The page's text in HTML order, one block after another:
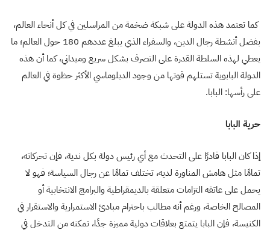
كما تعتمد هذه الدولة على شبكة ضخمة من المراسلين في كل أنحاء العالم،
بفضل أنشطة رجال الدين، والسفراء الذي يبلغ عددهم 180 حول العالم؛ ما
يعطي لهذه السلطة القدرة على التصرف بشكل سريع وميداني، كما أن هذه
الدولة البابوية تستلهم قوتها من وجود الدبلوماسي الأكثر حظوة في العالم
على رأسها: البابا.
حرية البابا
إذا كان البابا قادرًا على التحدث مع أي رئيس دولة بكل ندية، فإن تحركاته،
تمامًا مثل هامش المناورة لديه، تختلف تمامًا عن رجال السياسة؛ فهو لا
يحمل على عاتقه التزامات متعلقة بالديمقراطية والبرامج الانتخابية أو
المصالح الخاصة، ورغم أنه مطالب باحترام مبادئ الاستمرارية والاستقرار في
الكنيسة، فإن البابا يتمتع بعلاقات دولية مميزة جدًا، تمكنه من التدخل في